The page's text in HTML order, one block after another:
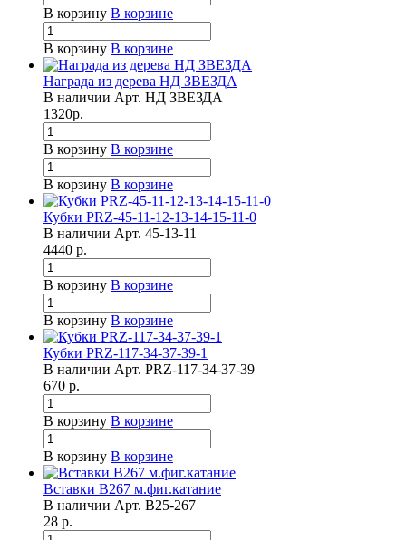
В корзину В корзине
В корзину В корзине
Награда из дерева НД ЗВЕЗДА
В наличии Арт. НД ЗВЕЗДА
1320р.
В корзину В корзине
В корзину В корзине
Кубки PRZ-45-11-12-13-14-15-11-0
В наличии Арт. 45-13-11
4440 р.
В корзину В корзине
В корзину В корзине
Кубки PRZ-117-34-37-39-1
В наличии Арт. PRZ-117-34-37-39
670 р.
В корзину В корзине
В корзину В корзине
Вставки B267 м.фиг.катание
В наличии Арт. B25-267
28 р.